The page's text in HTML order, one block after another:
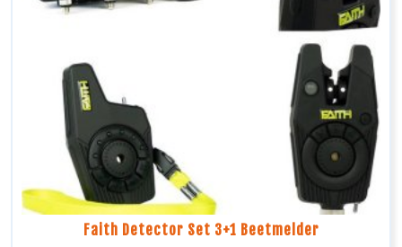
Faith Detector Set 3+1 Beetmelder